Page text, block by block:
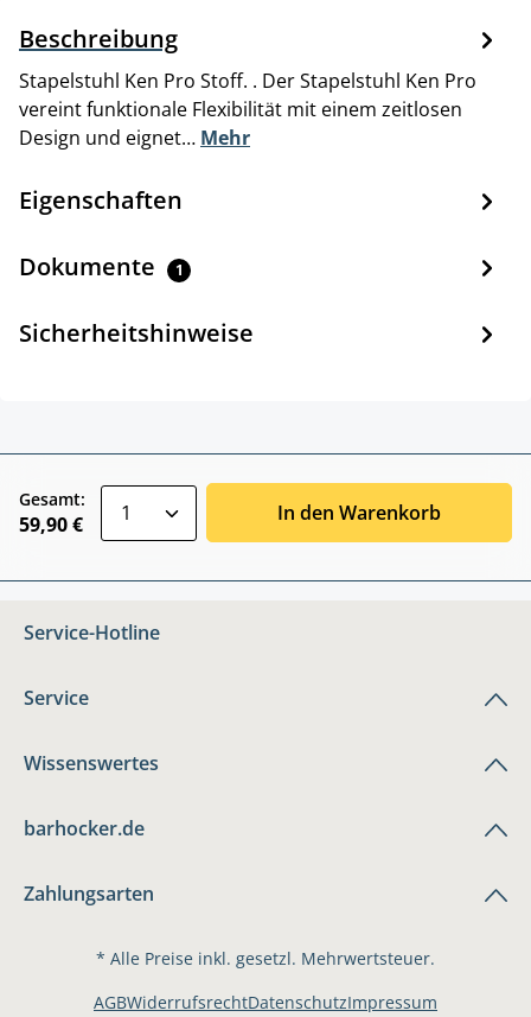
Beschreibung
Stapelstuhl Ken Pro Stoff. . Der Stapelstuhl Ken Pro
vereint funktionale Flexibilität mit einem zeitlosen
Design und eignet… Mehr
Eigenschaften
Dokumente 1
Sicherheitshinweise
Gesamt:
59,90 € In den Warenkorb
Service-Hotline
Service
Wissenswertes
barhocker.de
Zahlungsarten
* Alle Preise inkl. gesetzl. Mehrwertsteuer.
AGBWiderrufsrechtDatenschutzImpressum